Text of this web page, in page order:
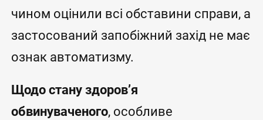
чином оцінили всі обставини справи, а
застосований запобіжний захід не має
ознак автоматизму.
Щодо стану здоров’я
обвинуваченого, особливе